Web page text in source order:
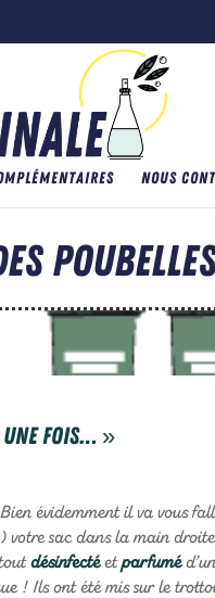
NOUS
fois… »
évidemment il va vous
votre sac dans la main
désinfectéetparfumé
! Ils ont été mis sur le